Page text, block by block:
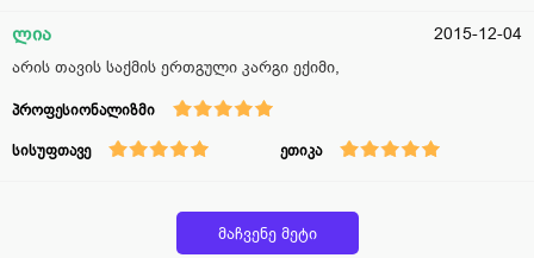
ლია
2015-12-04
არის თავის საქმის ერთგული კარგი ექიმი,
პროფესიონალიზმი
სისუფთავე ეთიკა
მაჩვენე მეტი